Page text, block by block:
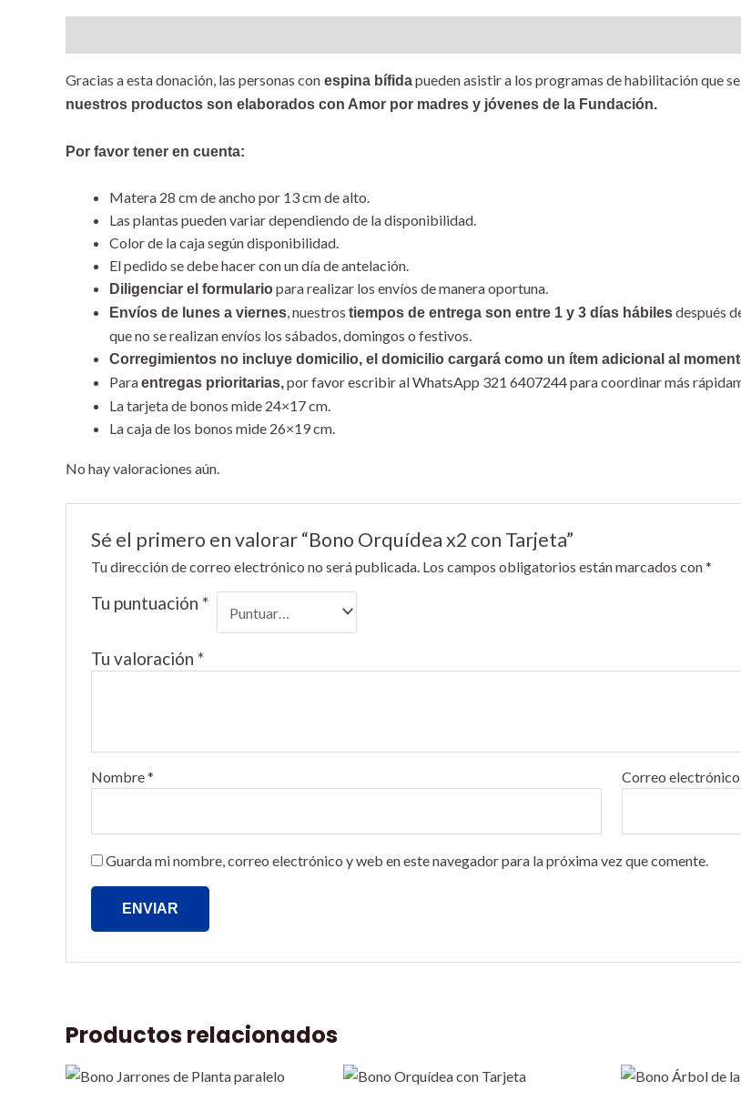
Gracias a esta donación, las personas con espina bífidapueden asistir a los programas de habilitación que
nuestros productos son elaborados con Amor por madres y jóvenes de la Fundación.
Por favor tener en cuenta:
Matera 28 cm de ancho por 13 cm de alto.
Las plantas pueden variar dependiendo de la disponibilidad.
Color de la caja según disponibilidad.
El pedido se debe hacer con un día de antelación.
Diligenciar el formulariopara realizar los envíos de manera oportuna.
Envíos de lunes a viernes, nuestros tiempos de entrega son entre 1 y 3 días hábilesdespués
que no se realizan envíos los sábados, domingos o festivos.
Corregimientos no incluye domicilio, el domicilio cargará como un ítem adicional al
Paraentregas prioritarias,por favor escribir al WhatsApp 321 6407244 para coordinar más
La tarjeta de bonos mide 24×17 cm.
La caja de los bonos mide 26×19 cm.
No hay valoraciones aún.
Sé el primero en valorar “Bono Orquídea x2 con Tarjeta”
Tu dirección de correo electrónico no será publicada. Los campos obligatorios están marcados con*
Tu puntuación *
Tu valoración *
Nombre* Correo
Guarda mi nombre, correo electrónico y web en este navegador para la próxima vez que comente.
Productos relacionados